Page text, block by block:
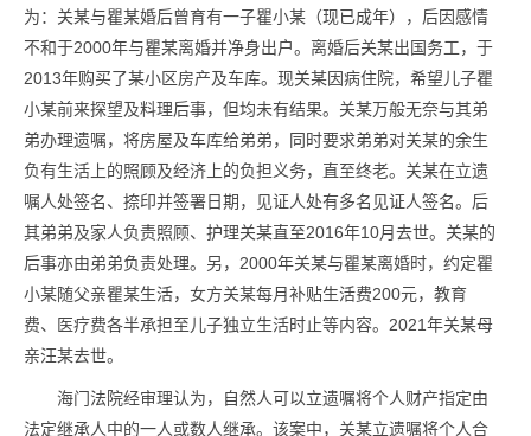
为：关某与瞿某婚后曾育有一子瞿小某（现已成年），后因感情
不和于2000年与瞿某离婚并净身出户。离婚后关某出国务工，于
2013年购买了某小区房产及车库。现关某因病住院，希望儿子瞿
小某前来探望及料理后事，但均未有结果。关某万般无奈与其弟
弟办理遗嘱，将房屋及车库给弟弟，同时要求弟弟对关某的余生
负有生活上的照顾及经济上的负担义务，直至终老。关某在立遗
嘱人处签名、捺印并签署日期，见证人处有多名见证人签名。后
其弟弟及家人负责照顾、护理关某直至2016年10月去世。关某的
后事亦由弟弟负责处理。另，2000年关某与瞿某离婚时，约定瞿
小某随父亲瞿某生活，女方关某每月补贴生活费200元，教育
费、医疗费各半承担至儿子独立生活时止等内容。2021年关某母
亲汪某去世。
海门法院经审理认为，自然人可以立遗嘱将个人财产指定由
法定继承人中的一人或数人继承。该案中，关某立遗嘱将个人合